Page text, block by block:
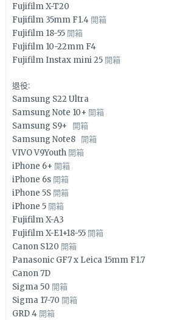
Fujifilm X-T20
Fujifilm 35mm F1.4 開箱
Fujifilm 18-55 開箱
Fujifilm 10-22mm F4
Fujifilm Instax mini 25 開箱
退役:
Samsung S22 Ultra
Samsung Note 10+ 開箱
Samsung S9+ 開箱
Samsung Note8 開箱
VIVO V9Youth 開箱
iPhone 6+ 開箱
iPhone 6s 開箱
iPhone 5S 開箱
iPhone 5 開箱
Fujifilm X-A3
Fujifilm X-E1+18-55 開箱
Canon S120 開箱
Panasonic GF7 x Leica 15mm F1.7
Canon 7D
Sigma 50 開箱
Sigma 17-70 開箱
GRD 4 開箱